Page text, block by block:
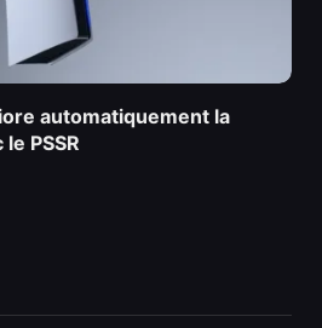
automatiquement la
PSSR